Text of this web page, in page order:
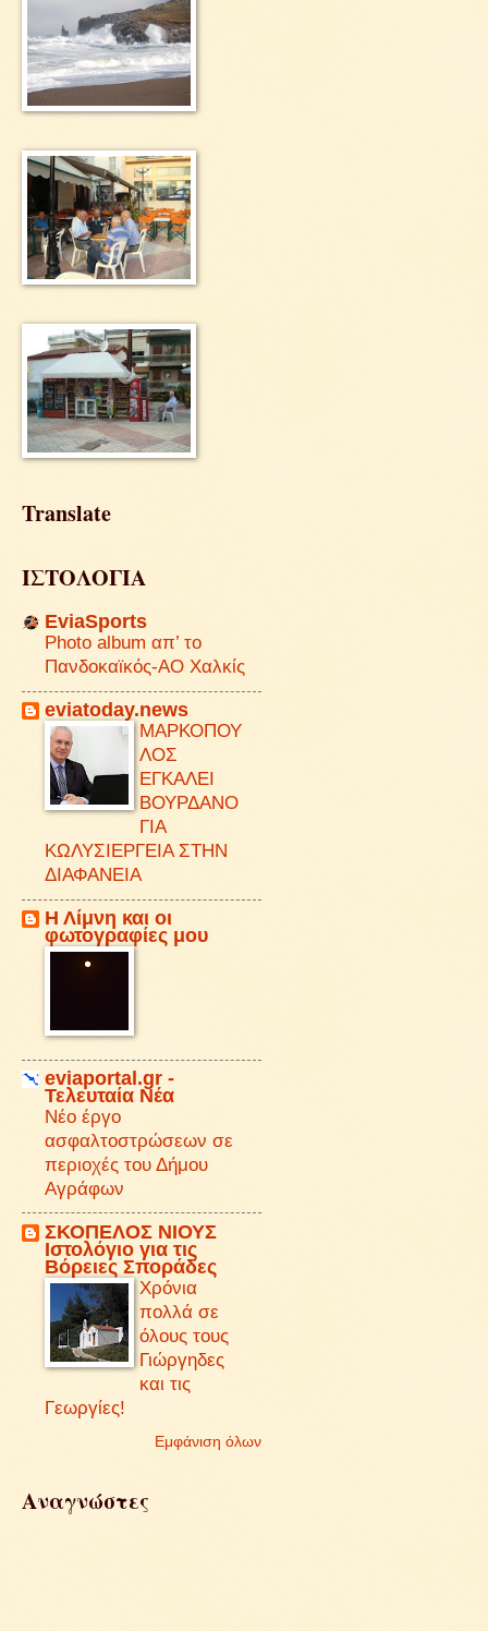
Translate
ΙΣΤΟΛΟΓΙΑ
EviaSports
Photo album απ’ το
Πανδοκαϊκός-ΑΟ Χαλκίς
eviatoday.news
ΜΑΡΚΟΠΟΥ
ΛΟΣ
ΕΓΚΑΛΕΙ
ΒΟΥΡΔΑΝΟ
ΓΙΑ
ΚΩΛΥΣΙΕΡΓΕΙΑ ΣΤΗΝ
ΔΙΑΦΑΝΕΙΑ
Η Λίμνη και οι
φωτογραφίες μου
eviaportal.gr -
Τελευταία Νέα
Νέο έργο
ασφαλτοστρώσεων σε
περιοχές του Δήμου
Αγράφων
ΣΚΟΠΕΛΟΣ ΝΙΟΥΣ
Iστολόγιο για τις
Βόρειες Σποράδες
Χρόνια
πολλά σε
όλους τους
Γιώργηδες
και τις
Γεωργίες!
Εμφάνιση όλων
Αναγνώστες